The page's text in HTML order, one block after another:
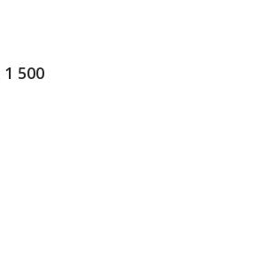
1 500